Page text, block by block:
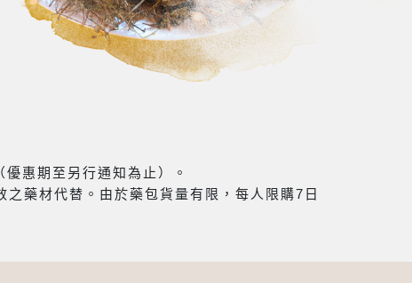
惠期至另行通知為止）。
藥材代替。由於藥包貨量有限，每人限購7日